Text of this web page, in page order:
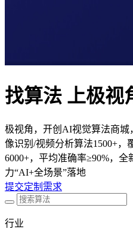
找算法 上极视
极视角，开创AI视觉算法商城
像识别/视频分析算法1500+，
6000+，平均准确率≥90%，
力“AI+全场景”落地
提交定制需求
行业